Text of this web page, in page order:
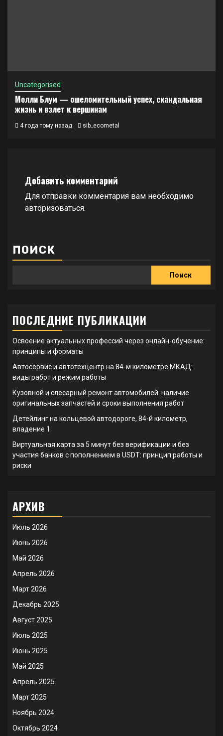
Uncategorised
Молли Блум — ошеломительный успех, скандальная
жизнь и взлет к вершинам
4 года тому назад sib_ecometal
Добавить комментарий
Для отправки комментария вам необходимо
авторизоваться.
ПОИСК
Поиск
ПОСЛЕДНИЕ ПУБЛИКАЦИИ
Освоение актуальных профессий через онлайн-обучение:
принципы и форматы
Автосервис и автотехцентр на 84-м километре МКАД:
виды работ и режим работы
Кузовной и слесарный ремонт автомобилей: наличие
оригинальных запчастей и сроки выполнения работ
Детейлинг на кольцевой автодороге, 84-й километр,
владение 1
Виртуальная карта за 5 минут без верификации и без
участия банков с пополнением в USDT: принцип работы и
риски
АРХИВ
Июль 2026
Июнь 2026
Май 2026
Апрель 2026
Март 2026
Декабрь 2025
Август 2025
Июль 2025
Июнь 2025
Май 2025
Апрель 2025
Март 2025
Ноябрь 2024
Октябрь 2024